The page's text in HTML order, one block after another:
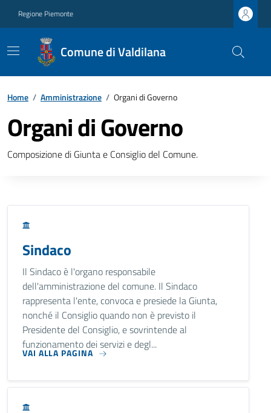
Regione Piemonte
Comune di Valdilana
Home / Amministrazione / Organi di Governo
Organi di Governo
Composizione di Giunta e Consiglio del Comune.
Sindaco
Il Sindaco è l'organo responsabile
dell'amministrazione del comune. Il Sindaco
rappresenta l'ente, convoca e presiede la Giunta,
nonché il Consiglio quando non è previsto il
Presidente del Consiglio, e sovrintende al
funzionamento dei servizi e degl...
VAI ALLA PAGINA